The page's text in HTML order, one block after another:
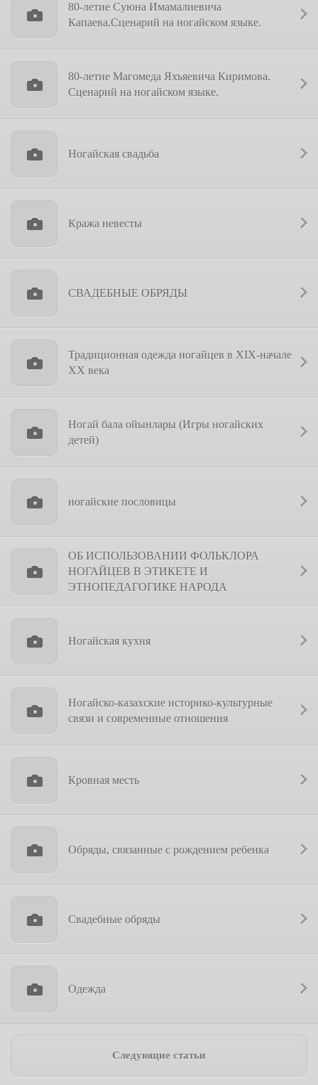
80-летие Суюна Имамалиевича
Капаева.Сценарий на ногайском языке.
80-летие Магомеда Яхъяевича Киримова.
Сценарий на ногайском языке.
Ногайская свадьба
Кража невесты
СВАДЕБНЫЕ ОБРЯДЫ
Традиционная одежда ногайцев в XIX-начале
XX века
Ногай бала ойынлары (Игры ногайских
детей)
ногайские пословицы
ОБ ИСПОЛЬЗОВАНИИ ФОЛЬКЛОРА
НОГАЙЦЕВ В ЭТИКЕТЕ И
ЭТНОПЕДАГОГИКЕ НАРОДА
Ногайская кухня
Ногайско-казахские историко-культурные
связи и современные отношения
Кровная месть
Обряды, связанные с рождением ребенка
Свадебные обряды
Одежда
Следующие статьи